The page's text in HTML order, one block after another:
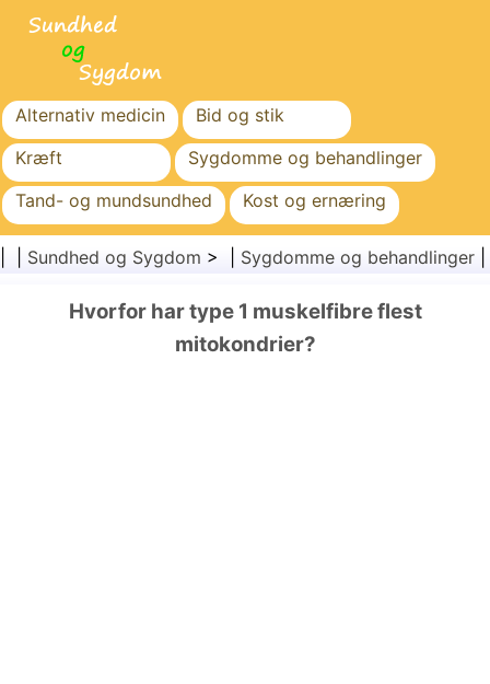
Alternativ medicin
Bid og stik
Kræft
Sygdomme og behandlinger
Tand- og mundsundhed
Kost og ernæring
Familiesundhed
Sundhedssektoren
Sundhed og Sygdom > | Sygdomme og behandlinger
Hvorfor har type 1 muskelfibre flest
mitokondrier?